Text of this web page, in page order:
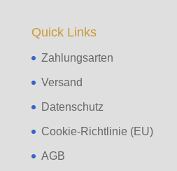
Quick Links
Zahlungsarten
Versand
Datenschutz
Cookie-Richtlinie (EU)
AGB